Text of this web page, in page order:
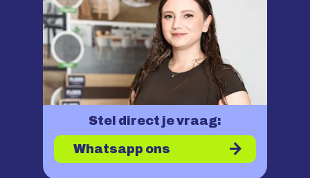
Stel direct je vraag:
Whatsapp ons